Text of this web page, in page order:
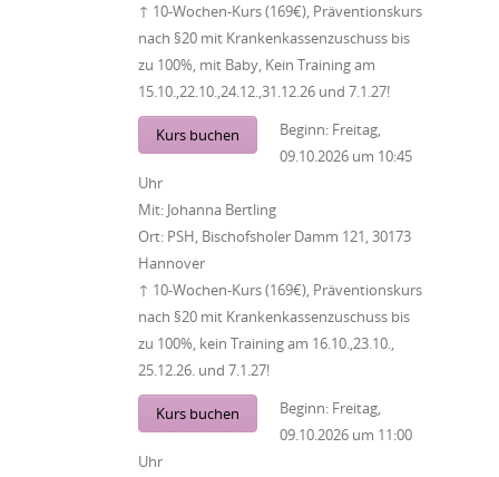
↑ 10-Wochen-Kurs (169€), Präventionskurs
nach §20 mit Krankenkassenzuschuss bis
zu 100%, mit Baby, Kein Training am
15.10.,22.10.,24.12.,31.12.26 und 7.1.27!
Kurs buchen Beginn: Freitag,
09.10.2026 um 10:45
Uhr
Mit: Johanna Bertling
Ort: PSH, Bischofsholer Damm 121, 30173
Hannover
↑ 10-Wochen-Kurs (169€), Präventionskurs
nach §20 mit Krankenkassenzuschuss bis
zu 100%, kein Training am 16.10.,23.10.,
25.12.26. und 7.1.27!
Kurs buchen Beginn: Freitag,
09.10.2026 um 11:00
Uhr